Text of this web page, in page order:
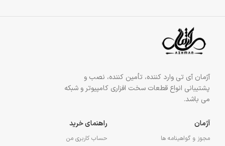
آژمان آی تی وارد کننده، تأمین کننده، نصب و
پشتیبانی انواع قطعات سخت افزاری کامپیوتر و شبکه
می باشد.
آژمان
مجوز و گواهینامه ها
راهنمای خرید
حساب کاربری من